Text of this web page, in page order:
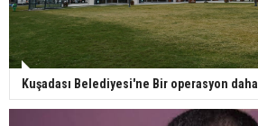
Kuşadası Belediyesi'ne Bir operasyon daha